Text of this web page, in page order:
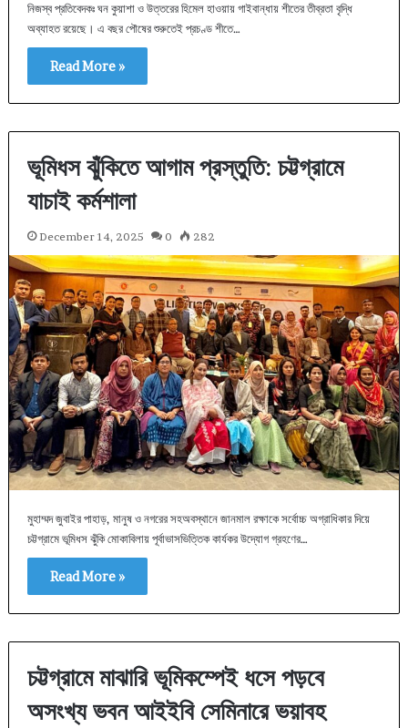
নিজস্ব প্রতিবেদকঃ ঘন কুয়াশা ও উত্তরের হিমেল হাওয়ায় গাইবান্ধায় শীতের তীব্রতা বৃদ্ধি
অব্যাহত রয়েছে। এ বছর পৌষের শুরুতেই প্রচণ্ড শীতে…
Read More »
ভূমিধস ঝুঁকিতে আগাম প্রস্তুতি: চট্টগ্রামে
যাচাই কর্মশালা
December 14, 2025 0 282
মুহাম্মদ জুবাইর পাহাড়, মানুষ ও নগরের সহঅবস্থানে জানমাল রক্ষাকে সর্বোচ্চ অগ্রাধিকার দিয়ে
চট্টগ্রামে ভূমিধস ঝুঁকি মোকাবিলায় পূর্বাভাসভিত্তিক কার্যকর উদ্যোগ গ্রহণের…
Read More »
চট্টগ্রামে মাঝারি ভূমিকম্পেই ধসে পড়বে
অসংখ্য ভবন আইইবি সেমিনারে ভয়াবহ